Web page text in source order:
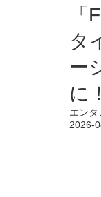
タ
ー
に！
エンタ
2026-